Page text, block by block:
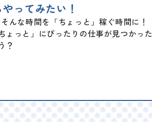
ってみたい！
んな時間を「ちょっと」稼ぐ時間に！
っと」にぴったりの仕事が見つかった
？